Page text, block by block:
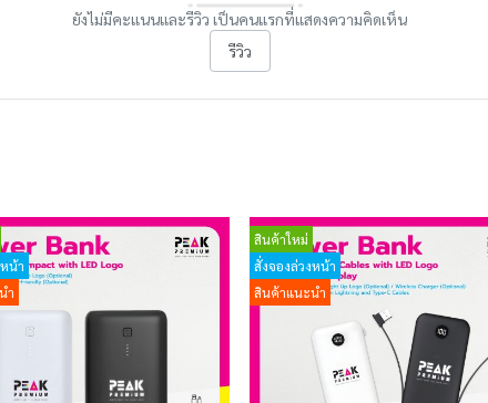
ยังไม่มีคะแนนและรีวิว เป็นคนแรกที่แสดงความคิดเห็น
รีวิว
น้า
ำ
สินค้าใหม่
สั่งจองล่วงหน้า
สินค้าแนะนำ